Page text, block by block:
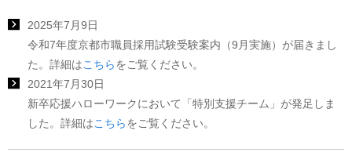
2025年7月9日
令和7年度京都市職員採用試験受験案内（9月実施）が届きまし
た。詳細はこちらをご覧ください。
2021年7月30日
新卒応援ハローワークにおいて「特別支援チーム」が発足しま
した。詳細はこちらをご覧ください。